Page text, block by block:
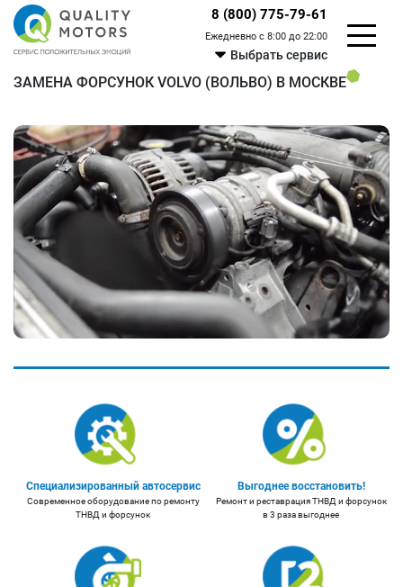
8 (800) 775-79-61
Ежедневно с 8:00 до 22:00
Выбрать сервис
ЗАМЕНА ФОРСУНОК VOLVO (ВОЛЬВО) В МОСКВЕ
Специализированный автосервис
Современное оборудование по ремонту
ТНВД и форсунок
Выгоднее восстановить!
Ремонт и реставрация ТНВД и форсунок
в 3 раза выгоднее